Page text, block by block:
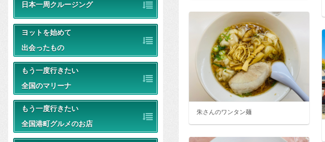
日本一周クルージング
ヨットを始めて
出会ったもの
もう一度行きたい
全国のマリーナ
もう一度行きたい
全国港町グルメのお店
朱さんのワンタン麺